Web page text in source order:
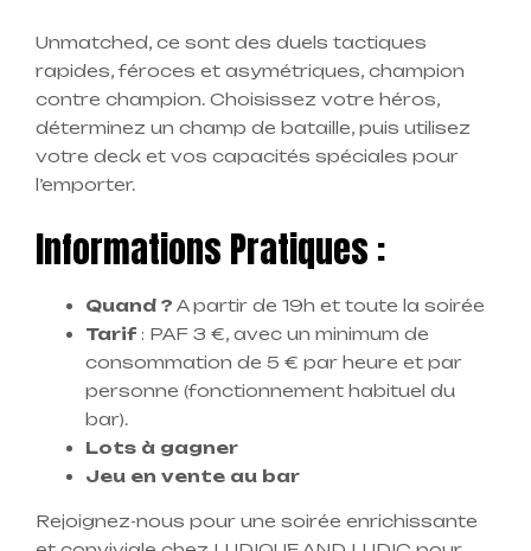
Unmatched, ce sont des duels tactiques
rapides, féroces et asymétriques, champion
contre champion. Choisissez votre héros,
déterminez un champ de bataille, puis utilisez
votre deck et vos capacités spéciales pour
l’emporter.
Informations Pratiques :
Quand ? A partir de 19h et toute la soirée
Tarif : PAF 3 €, avec un minimum de
consommation de 5 € par heure et par
personne (fonctionnement habituel du
bar).
Lots à gagner
Jeu en vente au bar
Rejoignez-nous pour une soirée enrichissante